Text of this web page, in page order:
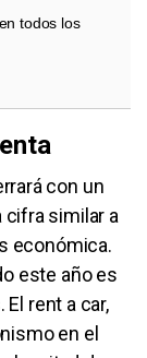
todos los
con un
cifra similar a
económica.
este año es
rent a car,
en el